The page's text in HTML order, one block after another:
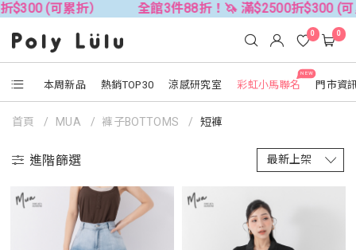
$300 (可累折） 全館3件88折！🦄 滿$2500折$300 (可
本周新品 熱銷TOP30 涼感研究室
NEW
彩虹小馬聯名 門市資
0 0
首頁 MUA 褲子BOTTOMS 短褲
進階篩選